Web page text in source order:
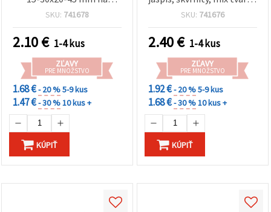
výrobu šperkov
SKU: 741678
2.10€ 1-4 kus
ZĽAVY
PRE MNOŽSTVO
1.68 €- 20 %5-9 kus
1.47 €- 30 %10 kus +
KÚPIŤ
(ovál/okrúhly/slza), cca
v striebornej farbe
SKU: 741676
2.40€ 1-4 kus
ZĽAVY
PRE MNOŽSTVO
1.92 €- 20 %5-9 kus
1.68 €- 30 %10 kus +
KÚPIŤ